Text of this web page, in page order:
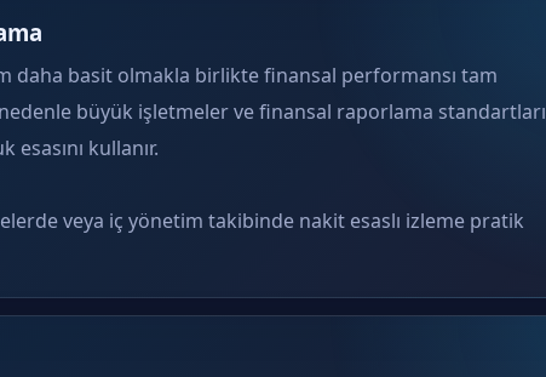
daha basit olmakla birlikte finansal performansı tam
büyük işletmeler ve finansal raporlama standartları
kullanır.
veya iç yönetim takibinde nakit esaslı izleme pratik